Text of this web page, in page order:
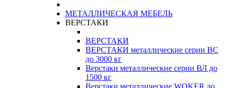
МЕТАЛЛИЧЕСКАЯ МЕБЕЛЬ
ВЕРСТАКИ
ВЕРСТАКИ
ВЕРСТАКИ металлические серии ВС
до 3000 кг
Верстаки металлические серии ВЛ до
1500 кг
Верстаки металлические WOKER до